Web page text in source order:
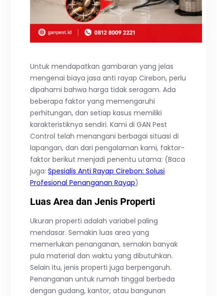
Untuk mendapatkan gambaran yang jelas
mengenai biaya jasa anti rayap Cirebon, perlu
dipahami bahwa harga tidak seragam. Ada
beberapa faktor yang memengaruhi
perhitungan, dan setiap kasus memiliki
karakteristiknya sendiri. Kami di GAN Pest
Control telah menangani berbagai situasi di
lapangan, dan dari pengalaman kami, faktor-
faktor berikut menjadi penentu utama: (Baca
juga:Spesialis Anti Rayap Cirebon: Solusi
Profesional Penanganan Rayap)
Luas Area dan Jenis Properti
Ukuran properti adalah variabel paling
mendasar. Semakin luas area yang
memerlukan penanganan, semakin banyak
pula material dan waktu yang dibutuhkan.
Selain itu, jenis properti juga berpengaruh.
Penanganan untuk rumah tinggal berbeda
dengan gudang, kantor, atau bangunan